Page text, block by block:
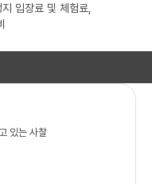
입장료 및 체험료,
있는 사찰